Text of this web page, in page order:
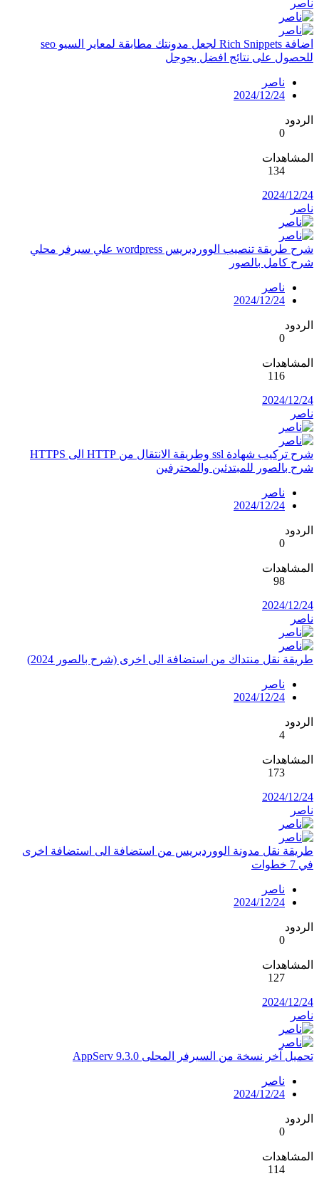
ناصر
اضافة Rich Snippets لجعل مدونتك مطابقة لمعاير السيو seo
للحصول على نتائج افضل بجوجل
ناصر
2024/12/24
الردود
0
المشاهدات
134
2024/12/24
ناصر
شرح طريقة تنصيب الووردبريس wordpress علي سيرفر محلي
شرح كامل بالصور
ناصر
2024/12/24
الردود
0
المشاهدات
116
2024/12/24
ناصر
شرح تركيب شهادة ssl وطريقة الانتقال من HTTP الى HTTPS
شرح بالصور للمبتدئين والمحترفين
ناصر
2024/12/24
الردود
0
المشاهدات
98
2024/12/24
ناصر
طريقة نقل منتداك من استضافة الى اخرى (شرح بالصور 2024)
ناصر
2024/12/24
الردود
4
المشاهدات
173
2024/12/24
ناصر
طريقة نقل مدونة الووردبريس من استضافة الى استضافة اخرى
في 7 خطوات
ناصر
2024/12/24
الردود
0
المشاهدات
127
2024/12/24
ناصر
تحميل آخر نسخة من السيرفر المحلى AppServ 9.3.0
ناصر
2024/12/24
الردود
0
المشاهدات
114